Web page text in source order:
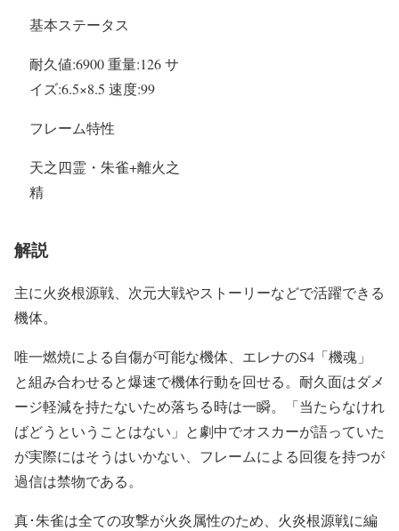
基本ステータス
耐久値:6900 重量:126 サ
イズ:6.5×8.5 速度:99
フレーム特性
天之四霊・朱雀+離火之
精
解説
主に火炎根源戦、次元大戦やストーリーなどで活躍できる
機体。
唯一燃焼による自傷が可能な機体、エレナのS4「機魂」
と組み合わせると爆速で機体行動を回せる。耐久面はダメ
ージ軽減を持たないため落ちる時は一瞬。「当たらなけれ
ばどうということはない」と劇中でオスカーが語っていた
が実際にはそうはいかない、フレームによる回復を持つが
過信は禁物である。
真･朱雀は全ての攻撃が火炎属性のため、火炎根源戦に編